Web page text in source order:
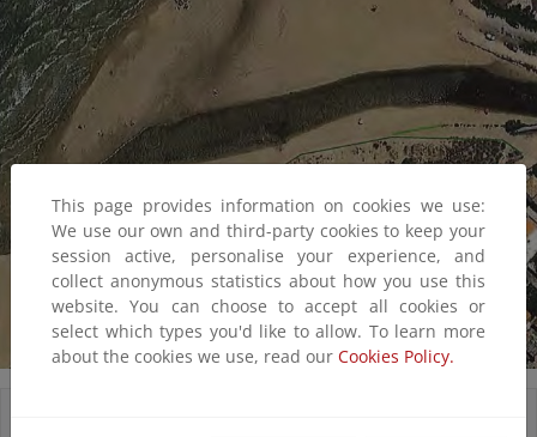
This page provides information on cookies we use:
We use our own and third-party cookies to keep your
session active, personalise your experience, and
collect anonymous statistics about how you use this
website. You can choose to accept all cookies or
select which types you'd like to allow. To learn more
about the cookies we use, read our Cookies Policy.